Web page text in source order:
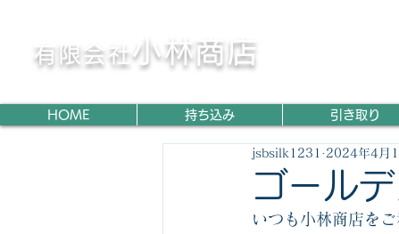
有限会社小林商店
HOME 持ち込み 引き取り
ゴール
jsbsilk1231 2024年4月
いつも小林商店を